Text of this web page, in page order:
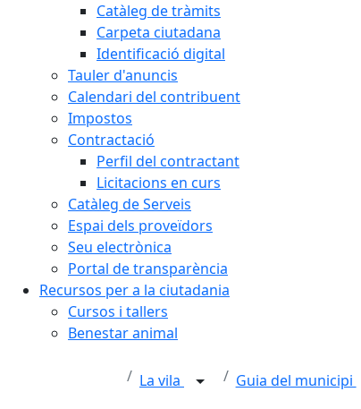
Catàleg de tràmits
Carpeta ciutadana
Identificació digital
Tauler d'anuncis
Calendari del contribuent
Impostos
Contractació
Perfil del contractant
Licitacions en curs
Catàleg de Serveis
Espai dels proveïdors
Seu electrònica
Portal de transparència
Recursos per a la ciutadania
Cursos i tallers
Benestar animal
La vila Guia del municipi